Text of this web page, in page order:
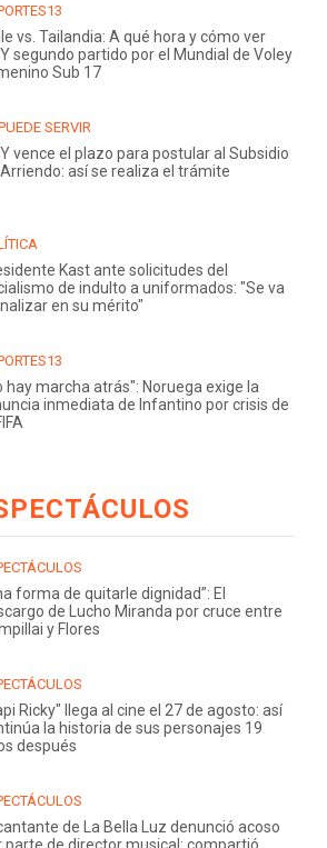
vs. Tailandia: A qué hora y cómo ver
segundo partido por el Mundial de Voley
Sub 17
SERVIR
vence el plazo para postular al Subsidio
así se realiza el trámite
Kast ante solicitudes del
de indulto a uniformados: "Se va
en su mérito"
hay marcha atrás": Noruega exige la
inmediata de Infantino por crisis de
forma de quitarle dignidad”: El
de Lucho Miranda por cruce entre
y Flores
Ricky" llega al cine el 27 de agosto: así
la historia de sus personajes 19
después
de La Bella Luz denunció acoso
parte de director musical: compartió